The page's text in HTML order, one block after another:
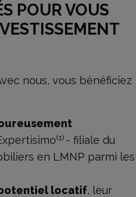
POUR VOUS
nous, vous bénéficiez
(1) - filiale du
en LMNP parmi les
locatif, leur